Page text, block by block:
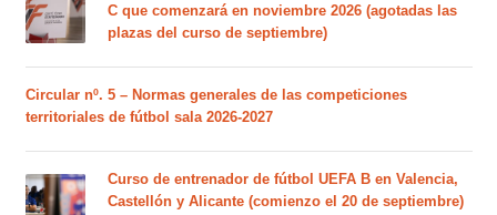
C que comenzará en noviembre 2026 (agotadas las
plazas del curso de septiembre)
Circular nº. 5 – Normas generales de las competiciones
territoriales de fútbol sala 2026-2027
Curso de entrenador de fútbol UEFA B en Valencia,
Castellón y Alicante (comienzo el 20 de septiembre)